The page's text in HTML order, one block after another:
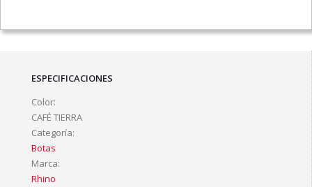
ESPECIFICACIONES
Color:
CAFÉ TIERRA
Categoría:
Botas
Marca:
Rhino